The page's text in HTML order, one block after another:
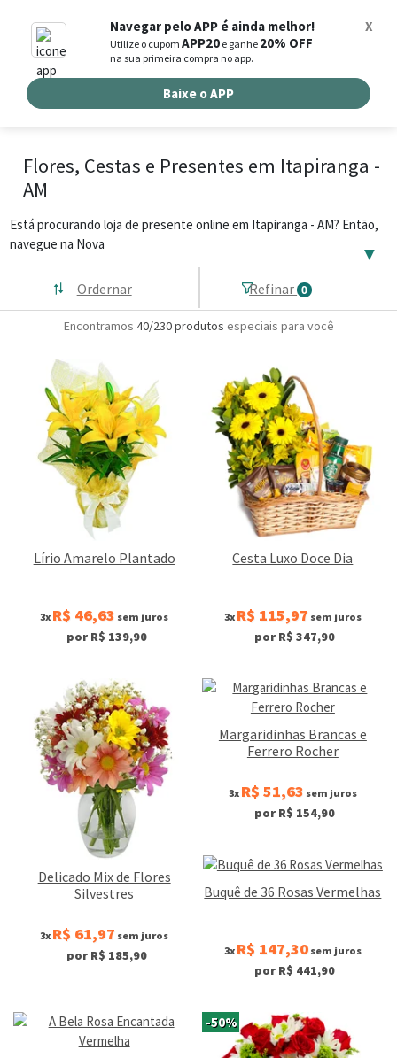
Navegar pelo APP é ainda melhor!
Utilize o cupomAPP20 e ganhe 20% OFF
na sua primeira compra no app.
X
Baixe o APP
Busca de produtos
Buscar por endereço de entrega
Flores, Cestas e Presentes em Itapiranga -
AM
Está procurando loja de presente online em Itapiranga - AM? Então,
navegue na Nova
▼
Refinar 0
Ordernar
Encontramos 40/230produtos especiais para você
Lírio Amarelo Plantado
3x R$ 46,63 sem juros
por R$ 139,90
Cesta Luxo Doce Dia
3x R$ 115,97 sem juros
por R$ 347,90
Delicado Mix de Flores
Silvestres
3x R$ 61,97 sem juros
por R$ 185,90
Margaridinhas Brancas e
Ferrero Rocher
3x R$ 51,63 sem juros
por R$ 154,90
Buquê de 36 Rosas Vermelhas
3x R$ 147,30sem juros
por R$ 441,90
-50%